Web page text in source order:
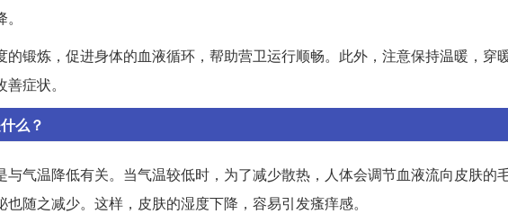
的锻炼，促进身体的血液循环，帮助营卫运行顺畅。此外，注意保持温暖，穿
症状。
么？
气温降低有关。当气温较低时，为了减少散热，人体会调节血液流向皮肤的
随之减少。这样，皮肤的湿度下降，容易引发瘙痒感。